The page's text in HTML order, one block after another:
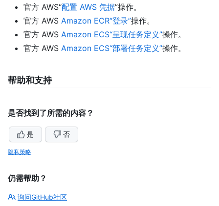
官方 AWS“配置 AWS 凭据”操作。
官方 AWS Amazon ECR“登录”操作。
官方 AWS Amazon ECS“呈现任务定义”操作。
官方 AWS Amazon ECS“部署任务定义”操作。
帮助和支持
是否找到了所需的内容？
是 否
隐私策略
仍需帮助？
询问GitHub社区